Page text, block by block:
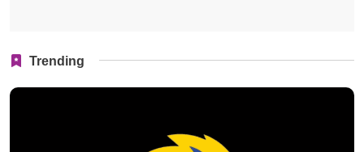
Trending